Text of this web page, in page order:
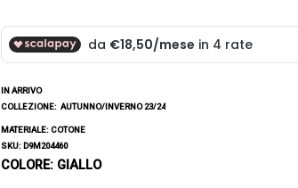
IN ARRIVO
COLLEZIONE: AUTUNNO/INVERNO 23/24
MATERIALE: COTONE
SKU: D9M204460
COLORE: GIALLO